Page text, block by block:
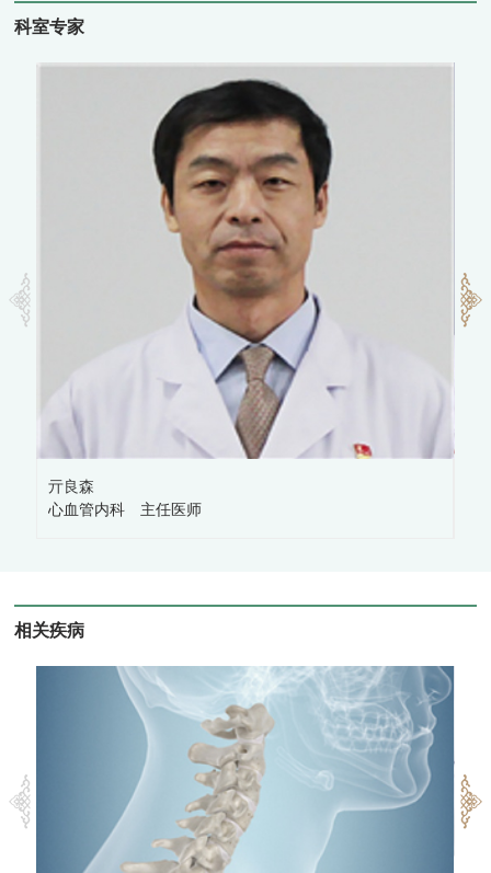
科室专家
亓良森
心血管内科 主任医师
相关疾病